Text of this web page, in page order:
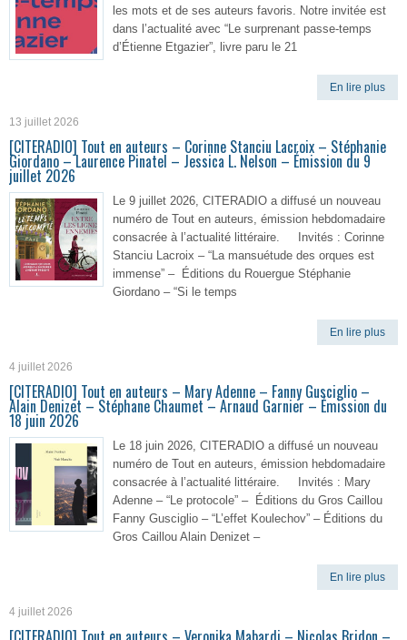
les mots et de ses auteurs favoris. Notre invitée est
dans l’actualité avec “Le surprenant passe-temps
d’Étienne Etgazier”, livre paru le 21
En lire plus
13 juillet 2026
[CITERADIO] Tout en auteurs – Corinne Stanciu Lacroix – Stéphanie
Giordano – Laurence Pinatel – Jessica L. Nelson – Émission du 9
juillet 2026
Le 9 juillet 2026, CITERADIO a diffusé un nouveau
numéro de Tout en auteurs, émission hebdomadaire
consacrée à l’actualité littéraire. Invités : Corinne
Stanciu Lacroix – “La mansuétude des orques est
immense” – Éditions du Rouergue Stéphanie
Giordano – “Si le temps
En lire plus
4 juillet 2026
[CITERADIO] Tout en auteurs – Mary Adenne – Fanny Gusciglio –
Alain Denizet – Stéphane Chaumet – Arnaud Garnier – Émission du
18 juin 2026
Le 18 juin 2026, CITERADIO a diffusé un nouveau
numéro de Tout en auteurs, émission hebdomadaire
consacrée à l’actualité littéraire. Invités : Mary
Adenne – “Le protocole” – Éditions du Gros Caillou
Fanny Gusciglio – “L’effet Koulechov” – Éditions du
Gros Caillou Alain Denizet –
En lire plus
4 juillet 2026